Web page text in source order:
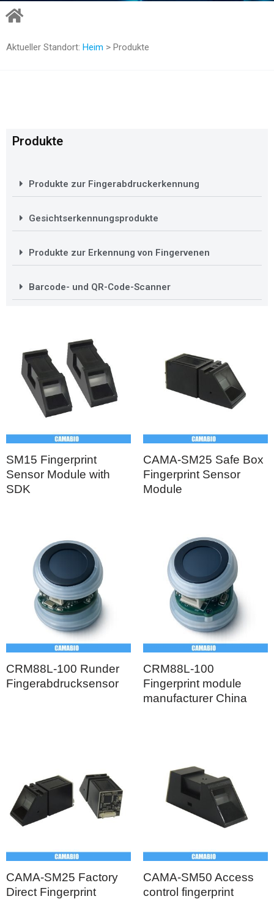
Aktueller Standort: Heim > Produkte
Produkte
Produkte zur Fingerabdruckerkennung
Gesichtserkennungsprodukte
Produkte zur Erkennung von Fingervenen
Barcode- und QR-Code-Scanner
SM15 Fingerprint
Sensor Module with
SDK
CAMA-SM25 Safe Box
Fingerprint Sensor
Module
CRM88L-100 Runder
Fingerabdrucksensor
CRM88L-100
Fingerprint module
manufacturer China
CAMA-SM25 Factory
Direct Fingerprint
CAMA-SM50 Access
control fingerprint